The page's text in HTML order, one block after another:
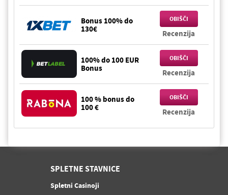
Bonus 100% do
130€
OBIŠČI
Recenzija
100% do 100 EUR
Bonus
OBIŠČI
Recenzija
100 % bonus do
100 €
OBIŠČI
Recenzija
SPLETNE STAVNICE
Spletni Casinoji